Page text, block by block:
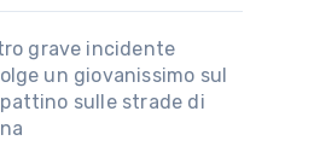
grave incidente
un giovanissimo sul
sulle strade di